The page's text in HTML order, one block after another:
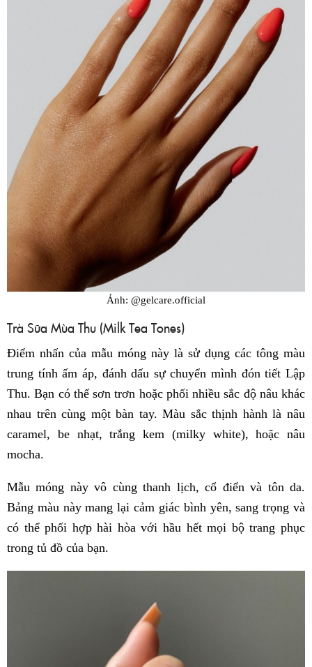
Ảnh: @gelcare.official
Trà Sữa Mùa Thu (Milk Tea Tones)
Điểm nhấn của mẫu móng này là sử dụng các tông màu
trung tính ấm áp, đánh dấu sự chuyển mình đón tiết Lập
Thu. Bạn có thể sơn trơn hoặc phối nhiều sắc độ nâu khác
nhau trên cùng một bàn tay. Màu sắc thịnh hành là nâu
caramel, be nhạt, trắng kem (milky white), hoặc nâu
mocha.
Mẫu móng này vô cùng thanh lịch, cổ điển và tôn da.
Bảng màu này mang lại cảm giác bình yên, sang trọng và
có thể phối hợp hài hòa với hầu hết mọi bộ trang phục
trong tủ đồ của bạn.